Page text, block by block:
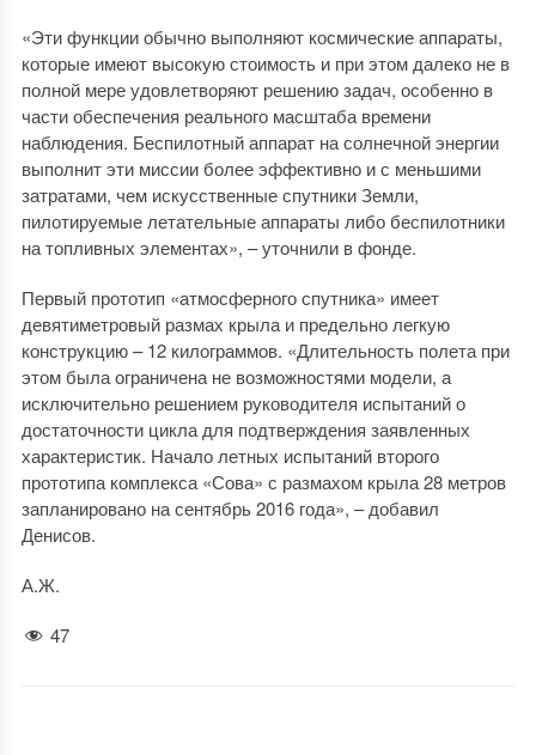
«Эти функции обычно выполняют космические аппараты,
которые имеют высокую стоимость и при этом далеко не в
полной мере удовлетворяют решению задач, особенно в
части обеспечения реального масштаба времени
наблюдения. Беспилотный аппарат на солнечной энергии
выполнит эти миссии более эффективно и с меньшими
затратами, чем искусственные спутники Земли,
пилотируемые летательные аппараты либо беспилотники
на топливных элементах», – уточнили в фонде.
Первый прототип «атмосферного спутника» имеет
девятиметровый размах крыла и предельно легкую
конструкцию – 12 килограммов. «Длительность полета при
этом была ограничена не возможностями модели, а
исключительно решением руководителя испытаний о
достаточности цикла для подтверждения заявленных
характеристик. Начало летных испытаний второго
прототипа комплекса «Сова» с размахом крыла 28 метров
запланировано на сентябрь 2016 года», – добавил
Денисов.
А.Ж.
47